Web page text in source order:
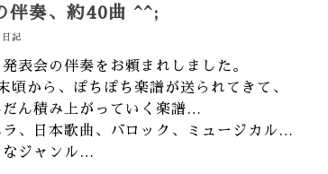
伴奏、約40曲 ^^;
記
表会の伴奏をお頼まれしました。
頃から、ぽちぽち楽譜が送られてきて、
だん積み上がっていく楽譜…
ラ、日本歌曲、バロック、ミュージカル…
なジャンル…